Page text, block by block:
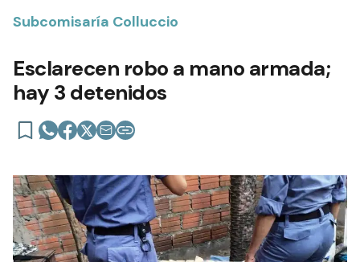
Subcomisaría Colluccio
Esclarecen robo a mano armada;
hay 3 detenidos